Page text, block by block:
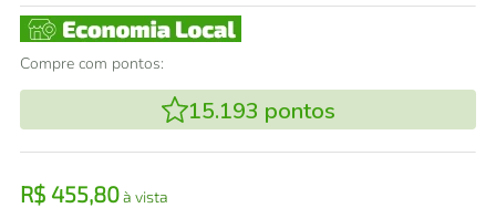
Compre com pontos:
15.193 pontos
R$ 455,80à vista